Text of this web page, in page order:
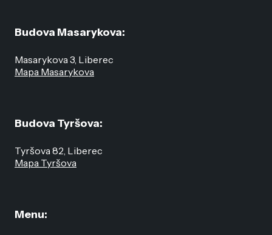
Menu:
Budova Masarykova:
Masarykova 3, Liberec
Mapa Masarykova
Budova Tyršova:
Tyršova 82, Liberec
Mapa Tyršova